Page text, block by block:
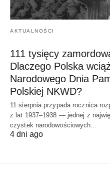
AKTUALNOŚCI
111 tysięcy
Dlaczego Polska
Narodowego Dnia
Polskiej NKWD?
11 sierpnia przypada rocznica
z lat 1937–1938 — jednej z
czystek narodowościowych…
4 dni ago